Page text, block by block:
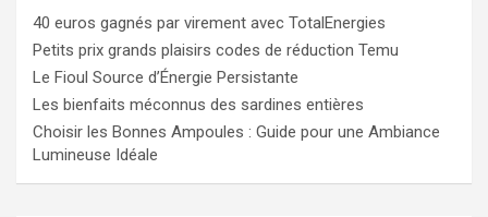
40 euros gagnés par virement avec TotalEnergies
Petits prix grands plaisirs codes de réduction Temu
Le Fioul Source d’Énergie Persistante
Les bienfaits méconnus des sardines entières
Choisir les Bonnes Ampoules : Guide pour une Ambiance
Lumineuse Idéale